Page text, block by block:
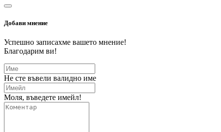
Добави мнение
Успешно записахме вашето мнение!
Благодарим ви!
Не сте въвели валидно име
Моля, въведете имейл!